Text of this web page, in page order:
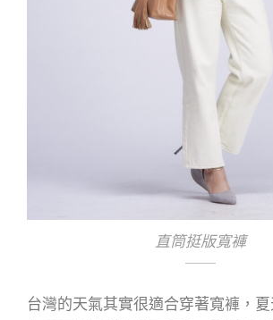
直筒挺版寬褲
台灣的天氣其實很適合穿著寬褲，夏